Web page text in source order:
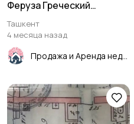
Феруза Греческий
городок. дом 700м²
Ташкент
4 месяца назад